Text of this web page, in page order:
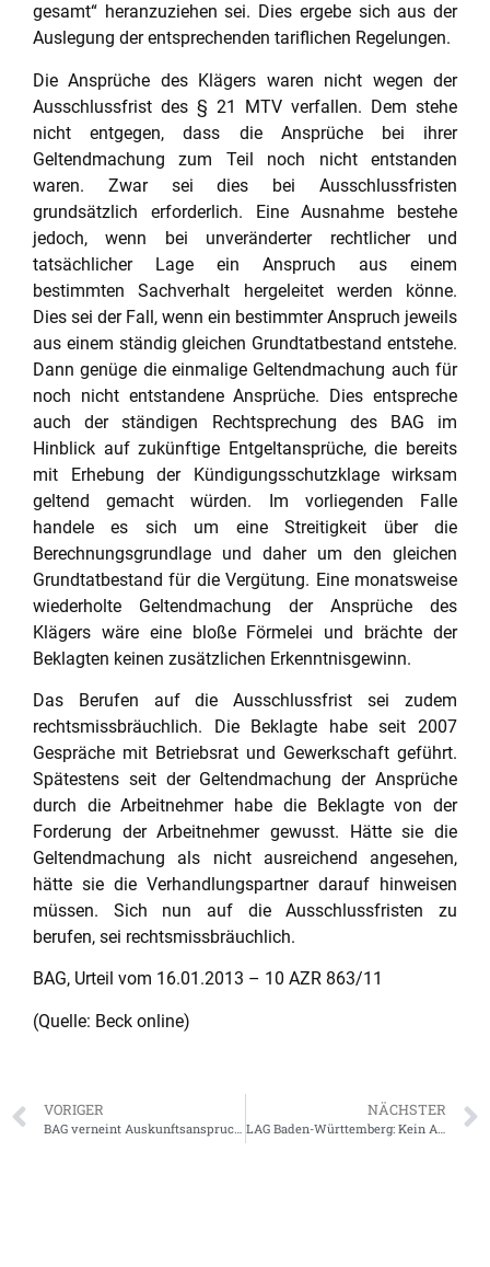
gesamt“ heranzuziehen sei. Dies ergebe sich aus der
Auslegung der entsprechenden tariflichen Regelungen.
Die Ansprüche des Klägers waren nicht wegen der
Ausschlussfrist des § 21 MTV verfallen. Dem stehe
nicht entgegen, dass die Ansprüche bei ihrer
Geltendmachung zum Teil noch nicht entstanden
waren. Zwar sei dies bei Ausschlussfristen
grundsätzlich erforderlich. Eine Ausnahme bestehe
jedoch, wenn bei unveränderter rechtlicher und
tatsächlicher Lage ein Anspruch aus einem
bestimmten Sachverhalt hergeleitet werden könne.
Dies sei der Fall, wenn ein bestimmter Anspruch jeweils
aus einem ständig gleichen Grundtatbestand entstehe.
Dann genüge die einmalige Geltendmachung auch für
noch nicht entstandene Ansprüche. Dies entspreche
auch der ständigen Rechtsprechung des BAG im
Hinblick auf zukünftige Entgeltansprüche, die bereits
mit Erhebung der Kündigungsschutzklage wirksam
geltend gemacht würden. Im vorliegenden Falle
handele es sich um eine Streitigkeit über die
Berechnungsgrundlage und daher um den gleichen
Grundtatbestand für die Vergütung. Eine monatsweise
wiederholte Geltendmachung der Ansprüche des
Klägers wäre eine bloße Förmelei und brächte der
Beklagten keinen zusätzlichen Erkenntnisgewinn.
Das Berufen auf die Ausschlussfrist sei zudem
rechtsmissbräuchlich. Die Beklagte habe seit 2007
Gespräche mit Betriebsrat und Gewerkschaft geführt.
Spätestens seit der Geltendmachung der Ansprüche
durch die Arbeitnehmer habe die Beklagte von der
Forderung der Arbeitnehmer gewusst. Hätte sie die
Geltendmachung als nicht ausreichend angesehen,
hätte sie die Verhandlungspartner darauf hinweisen
müssen. Sich nun auf die Ausschlussfristen zu
berufen, sei rechtsmissbräuchlich.
BAG, Urteil vom 16.01.2013 – 10 AZR 863/11
(Quelle: Beck online)
VORIGER
BAG verneint Auskunftsanspruch einer abgelehnten Stellenbewerberin über Stellenbesetzung
NÄCHSTER
LAG Baden-Württemberg: Kein Anspruch des Betriebsrats auf kostenpflichtigen Internetanschluss